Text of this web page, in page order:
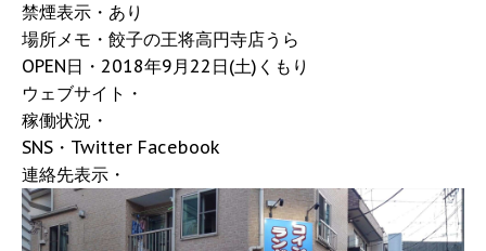
禁煙表示・あり
場所メモ・餃子の王将高円寺店うら
OPEN日・2018年9月22日(土)くもり
ウェブサイト・
稼働状況・
SNS・Twitter Facebook
連絡先表示・